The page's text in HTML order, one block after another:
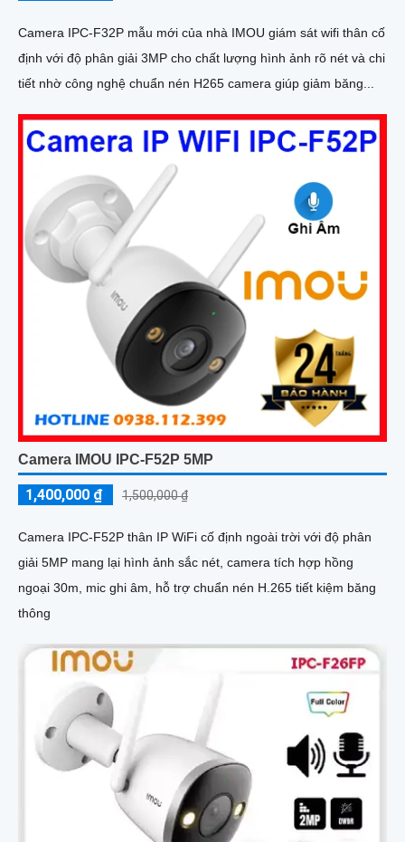
Camera IPC-F32P mẫu mới của nhà IMOU giám sát wifi thân cố
định với độ phân giải 3MP cho chất lượng hình ảnh rõ nét và chi
tiết nhờ công nghệ chuẩn nén H265 camera giúp giảm băng...
Camera IMOU IPC-F52P 5MP
1,400,000 ₫ 1,500,000 ₫
Camera IPC-F52P thân IP WiFi cố định ngoài trời với độ phân
giải 5MP mang lại hình ảnh sắc nét, camera tích hợp hồng
ngoại 30m, mic ghi âm, hỗ trợ chuẩn nén H.265 tiết kiệm băng
thông